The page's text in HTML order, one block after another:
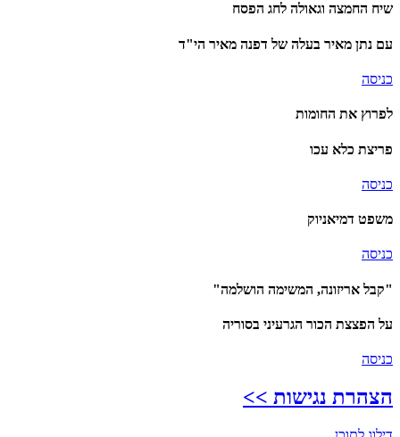
שיח החמצה וגאולה לחג הפסח
עם נתן מאיר בעלה של דפנה מאיר הי"ד
כניסה
לפרוץ את החומות
פריצת כלא עכו
כניסה
משפט דמיאניוק
כניסה
"קבל אריזונה, המשימה הושלמה"
על הפצצת הכור הגרעיני בסוריה
כניסה
הצהרת נגישות >>